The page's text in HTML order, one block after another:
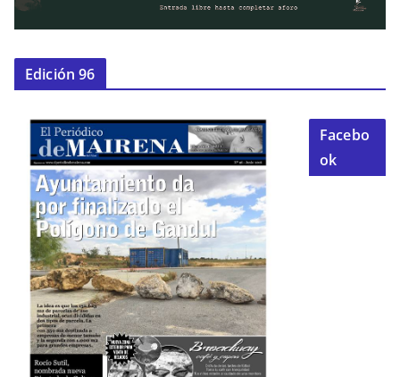
Edición 96
Facebo
ok